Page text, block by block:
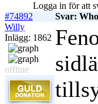
Logga in för att
#74892
Svar:
Willy
Inlägg: 1862
offline